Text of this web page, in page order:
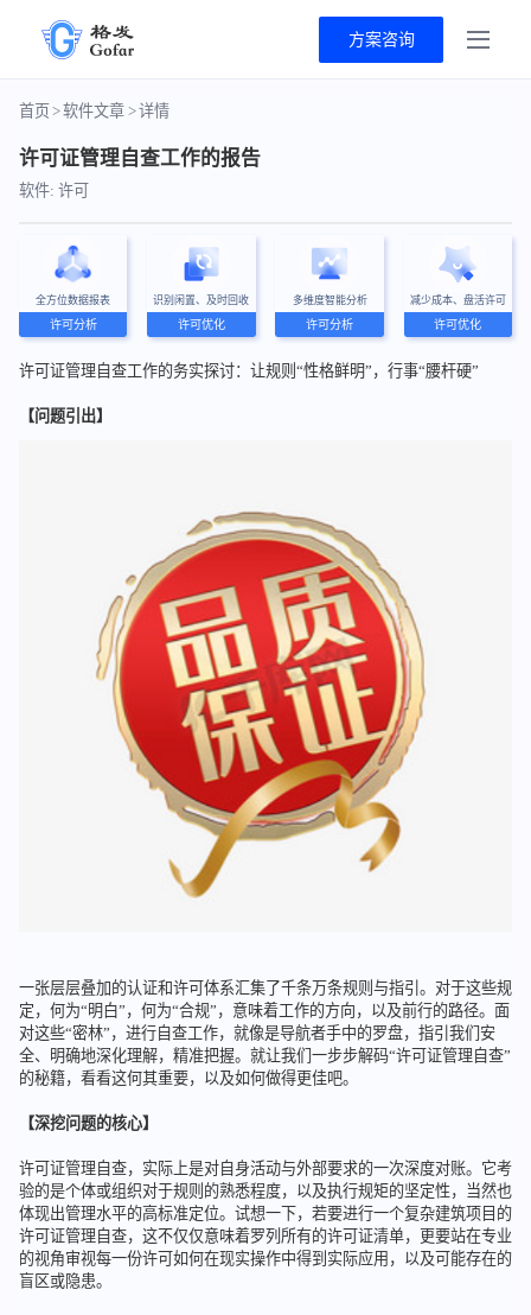
方案咨询
首页>软件文章 >详情
许可证管理自查工作的报告
软件: 许可
全方位数据报表
许可分析
识别闲置、及时回收
许可优化
多维度智能分析
许可分析
减少成本、盘活许可
许可优化
许可证管理自查工作的务实探讨：让规则“性格鲜明”，行事“腰杆硬”
【问题引出】
一张层层叠加的认证和许可体系汇集了千条万条规则与指引。对于这些规
定，何为“明白”，何为“合规”，意味着工作的方向，以及前行的路径。面
对这些“密林”，进行自查工作，就像是导航者手中的罗盘，指引我们安
全、明确地深化理解，精准把握。就让我们一步步解码“许可证管理自查”
的秘籍，看看这何其重要，以及如何做得更佳吧。
【深挖问题的核心】
许可证管理自查，实际上是对自身活动与外部要求的一次深度对账。它考
验的是个体或组织对于规则的熟悉程度，以及执行规矩的坚定性，当然也
体现出管理水平的高标准定位。试想一下，若要进行一个复杂建筑项目的
许可证管理自查，这不仅仅意味着罗列所有的许可证清单，更要站在专业
的视角审视每一份许可如何在现实操作中得到实际应用，以及可能存在的
盲区或隐患。